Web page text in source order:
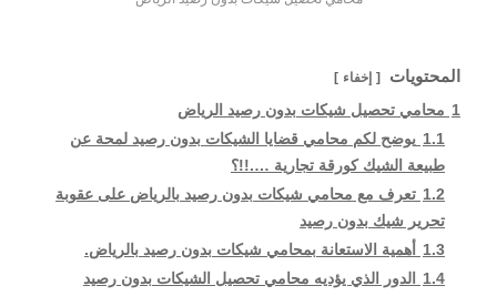
المحتويات إخفاء
1 محامي تحصيل شيكات بدون رصيد الرياض
1.1 يوضح لكم محامي قضايا الشيكات بدون رصيد لمحة عن
طبيعة الشيك كورقة تجارية ….!!؟
1.2 تعرف مع محامي شيكات بدون رصيد بالرياض على عقوبة
تحرير شيك بدون رصيد
1.3
أهمية الاستعانة بمحامي شيكات بدون رصيد بالرياض.
1.4
الدور الذي يؤديه محامي تحصيل الشيكات بدون رصيد